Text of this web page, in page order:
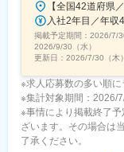
入社2年目／年
掲載予定期間： 2026/7/
2026/9/30（水）
更新日： 2026/7/30（木）
※求人応募数の多い順に
※集計対象期間：2026/
※事情により掲載終了
ざいます。その場合は
了承ください。